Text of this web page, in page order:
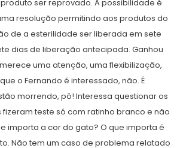
ser reprovado. A possibilidade é
resolução permitindo aos produtos do
de a esterilidade ser liberada em sete
dias de liberação antecipada. Ganhou
uma atenção, uma flexibilização,
o Fernando é interessado, não. É
morrendo, pô! Interessa questionar os
fizeram teste só com ratinho branco e não
importa a cor do gato? O que importa é
Não tem um caso de problema relatado